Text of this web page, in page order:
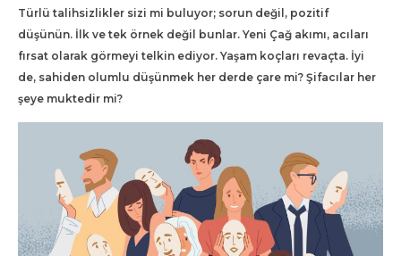
Türlü talihsizlikler sizi mi buluyor; sorun değil, pozitif
düşünün. İlk ve tek örnek değil bunlar. Yeni Çağ akımı, acıları
fırsat olarak görmeyi telkin ediyor. Yaşam koçları revaçta. İyi
de, sahiden olumlu düşünmek her derde çare mi? Şifacılar her
şeye muktedir mi?